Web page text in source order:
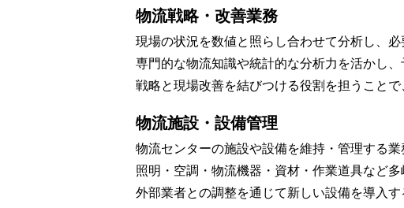
物流戦略・改善業務
現場の状況を数値と照らし合わせて分析し、
専門的な物流知識や統計的な分析力を活かし、
戦略と現場改善を結びつける役割を担うこと
物流施設・設備管理
物流センターの施設や設備を維持・管理する業
照明・空調・物流機器・資材・作業道具など
外部業者との調整を通じて新しい設備を導入